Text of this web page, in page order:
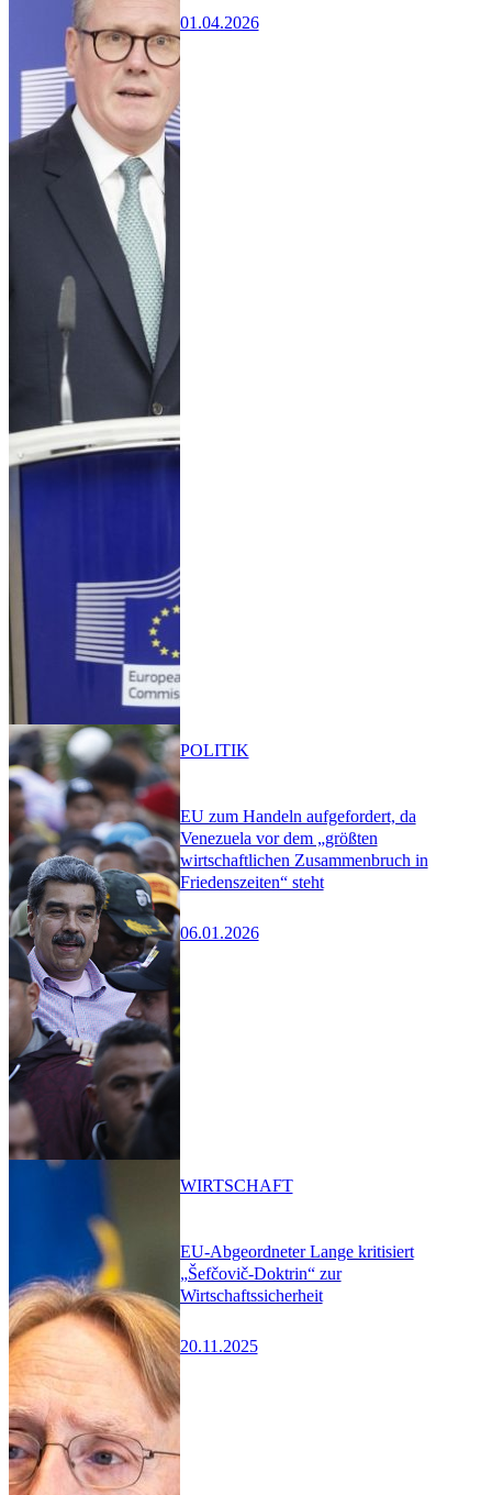
01.04.2026
EU zum Handeln aufgefordert, da
Venezuela vor dem „größten
wirtschaftlichen Zusammenbruch in
Friedenszeiten“ steht
06.01.2026
POLITIK
EU-Abgeordneter Lange kritisiert
„Šefčovič-Doktrin“ zur
Wirtschaftssicherheit
20.11.2025
WIRTSCHAFT